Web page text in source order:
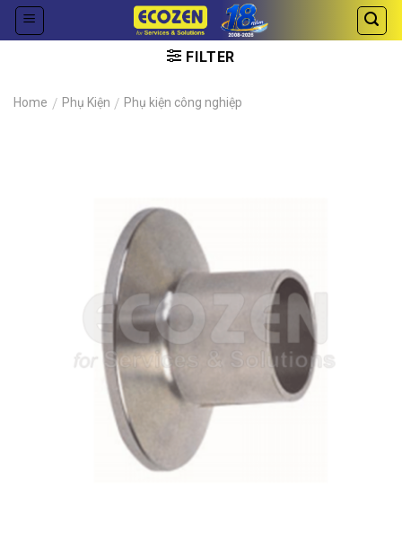
Skip
FILTER
Home / Phụ Kiện / Phụ kiện công nghiệp